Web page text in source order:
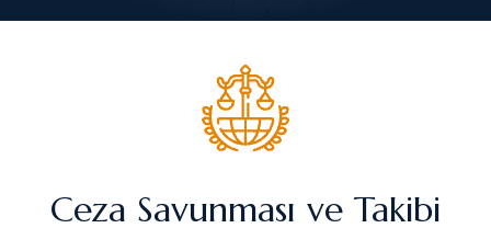
Ceza Savunması ve Takibi